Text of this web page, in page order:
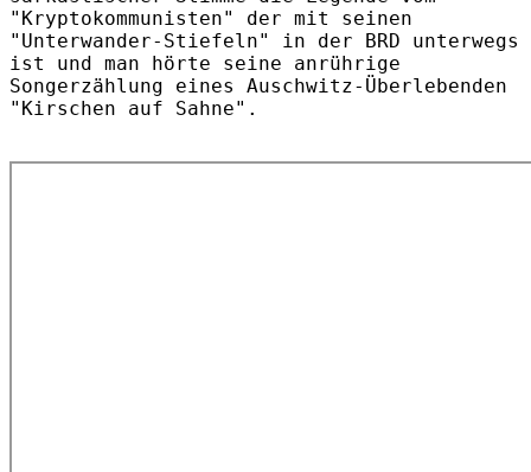
"Kryptokommunisten" der mit seinen
"Unterwander-Stiefeln" in der BRD unterwegs
ist und man hörte seine anrührige
Songerzählung eines Auschwitz-Überlebenden
"Kirschen auf Sahne".